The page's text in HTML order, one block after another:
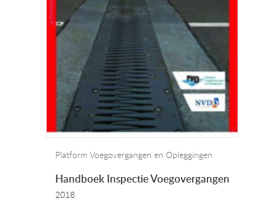
Platform Voegovergangen en Opleggingen
Handboek Inspectie Voegovergangen
2018